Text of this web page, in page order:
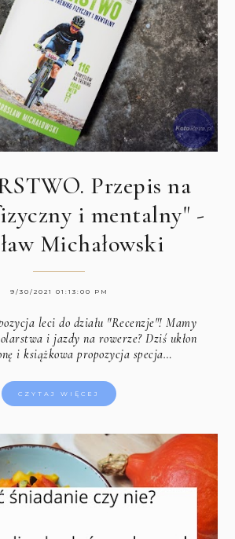
Przepis na
i mentalny" -
Michałowski
9/30/2021 01:13:00 PM
leci do działu "Recenzje"! Mamy
i jazdy na rowerze? Dziś ukłon
i książkowa propozycja specja…
CZYTAJ WIĘCEJ